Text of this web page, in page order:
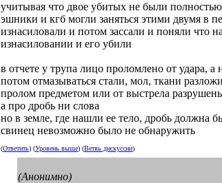
учитывая что двое убитых не были
эшники и кгб могли заняться этими двумя в
изнасиловали и потом зассали и поняли что
изнасиловании и его убили
в отчете у трупа лицо проломлено от удара, а
потом отмазываться стали, мол, ткани
пролом предметом или от выстрела
а про дробь ни слова
но в земле, где нашли ее тело, дробь должна
свинец невозможно было не обнаружить
(Ответить) (Уровень выше) (Ветвь дискуссии)
(Анонимно)